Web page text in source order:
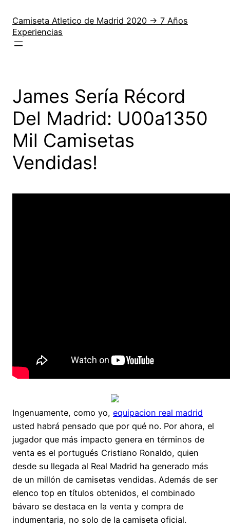
contenido
Camiseta Atletico de Madrid 2020 → 7 Años
Experiencias
James Sería Récord
Del Madrid: U00a1350
Mil Camisetas
Vendidas!
Ingenuamente, como yo, equipacion real madrid
usted habrá pensado que por qué no. Por ahora, el
jugador que más impacto genera en términos de
venta es el portugués Cristiano Ronaldo, quien
desde su llegada al Real Madrid ha generado más
de un millón de camisetas vendidas. Además de ser
elenco top en títulos obtenidos, el combinado
bávaro se destaca en la venta y compra de
indumentaria, no solo de la camiseta oficial.